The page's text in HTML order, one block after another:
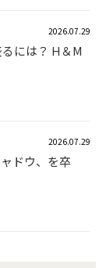
2026.07.29
には？ H＆M
2026.07.29
ドウ、を卒